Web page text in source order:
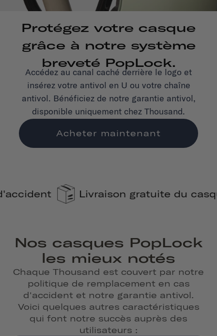
Protégez votre casque
grâce à notre système
breveté PopLock.
Accédez au canal caché derrière le logo et
insérez votre antivol en U ou votre chaîne
antivol. Bénéficiez de notre garantie antivol,
disponible uniquement chez Thousand.
Acheter maintenant
gratuite du casque
Nos casques PopLock
les mieux notés
Chaque Thousand est couvert par notre
politique de remplacement en cas
d'accident et notre garantie antivol.
Voici quelques autres caractéristiques
qui font notre succès auprès des
utilisateurs :